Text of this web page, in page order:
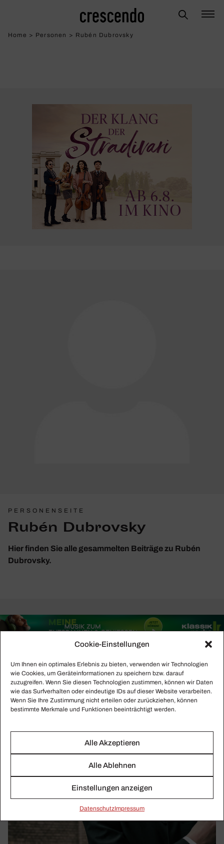
Cookie-Einstellungen
Um Ihnen ein optimales Erlebnis zu bieten, verwenden wir Technologien
wie Cookies, um Geräteinformationen zu speichern bzw. darauf
zuzugreifen. Wenn Sie diesen Technologien zustimmen, können wir Daten
wie das Surfverhalten oder eindeutige IDs auf dieser Website verarbeiten.
Wenn Sie Ihre Zustimmung nicht erteilen oder zurückziehen, können
bestimmte Merkmale und Funktionen beeinträchtigt werden.
Alle Akzeptieren
Alle Ablehnen
Einstellungen anzeigen
Daten­schutzImpressum
Home > Personen > Rubén Dubrovsky
PERSONENSEITE
Rubén Dubrovsky
Hier finden Sie alle gesammelten Beiträge zu Rubén
Dubrovsky.